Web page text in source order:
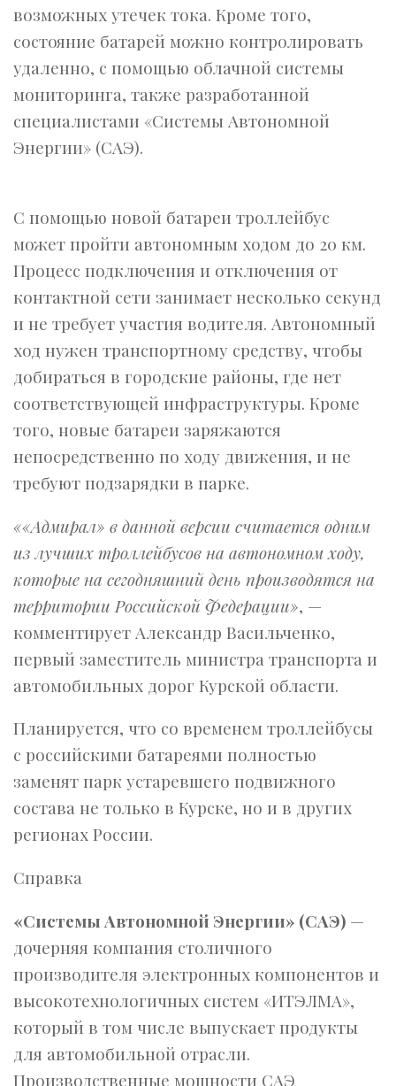
возможных утечек тока. Кроме того,
состояние батарей можно контролировать
удаленно, с помощью облачной системы
мониторинга, также разработанной
специалистами «Системы Автономной
Энергии» (САЭ).
С помощью новой батареи троллейбус
может пройти автономным ходом до 20 км.
Процесс подключения и отключения от
контактной сети занимает несколько секунд
и не требует участия водителя. Автономный
ход нужен транспортному средству, чтобы
добираться в городские районы, где нет
соответствующей инфраструктуры. Кроме
того, новые батареи заряжаются
непосредственно по ходу движения, и не
требуют подзарядки в парке.
««Адмирал» в данной версии считается одним
из лучших троллейбусов на автономном ходу,
которые на сегодняшний день производятся на
территории Российской Федерации», —
комментирует Александр Васильченко,
первый заместитель министра транспорта и
автомобильных дорог Курской области.
Планируется, что со временем троллейбусы
с российскими батареями полностью
заменят парк устаревшего подвижного
состава не только в Курске, но и в других
регионах России.
Справка
«Системы Автономной Энергии» (САЭ) —
дочерняя компания столичного
производителя электронных компонентов и
высокотехнологичных систем «ИТЭЛМА»,
который в том числе выпускает продукты
для автомобильной отрасли.
Производственные мощности САЭ